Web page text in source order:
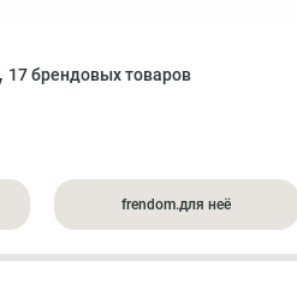
17 брендовых товаров
frendom.для неё